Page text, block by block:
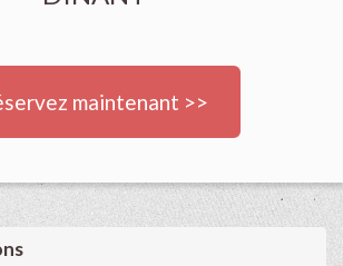
maintenant >>